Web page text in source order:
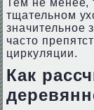
Тем не менее,
тщательном
значительное
часто
циркуляции.
Как